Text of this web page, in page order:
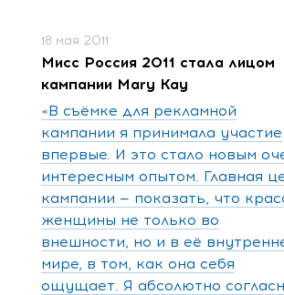
18 мая 2011
Мисс Россия 2011 стала лицом
кампании Mary Kay
«В съёмке для рекламной
кампании я принимала участие
впервые. И это стало новым
интересным опытом. Главная
кампании — показать, что
женщины не только во
внешности, но и в её
мире, в том, как она себя
ощущает. Я абсолютно